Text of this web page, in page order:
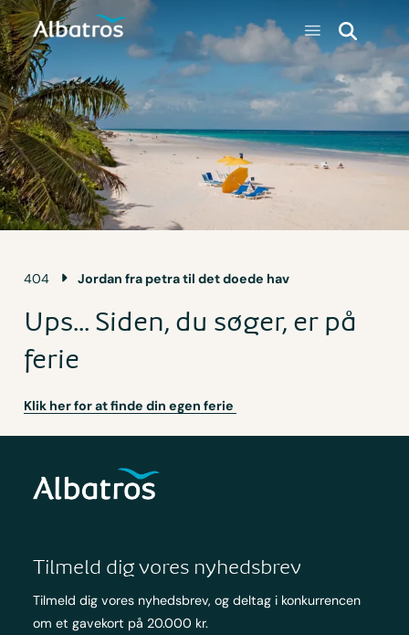
404 Jordan fra petra til det doede hav
Ups... Siden, du søger, er på
ferie
Klik her for at finde din egen ferie
Tilmeld dig vores nyhedsbrev
Tilmeld dig vores nyhedsbrev, og deltag i konkurrencen
om et gavekort på 20.000 kr.